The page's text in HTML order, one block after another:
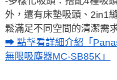
外，還有床墊吸頭、2in1
鬆滿足不同空間的清潔需
➡ 點擊看詳細介紹「
無限吸塵器MC-SB85K」